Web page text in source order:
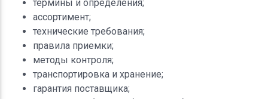
термины и определения;
ассортимент;
технические требования;
правила приемки;
методы контроля;
транспортировка и хранение;
гарантия поставщика;